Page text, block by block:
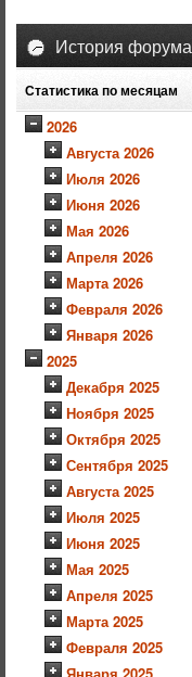
История форума
Статистика по месяцам
2026
Августа 2026
Июля 2026
Июня 2026
Мая 2026
Апреля 2026
Марта 2026
Февраля 2026
Января 2026
2025
Декабря 2025
Ноября 2025
Октября 2025
Сентября 2025
Августа 2025
Июля 2025
Июня 2025
Мая 2025
Апреля 2025
Марта 2025
Февраля 2025